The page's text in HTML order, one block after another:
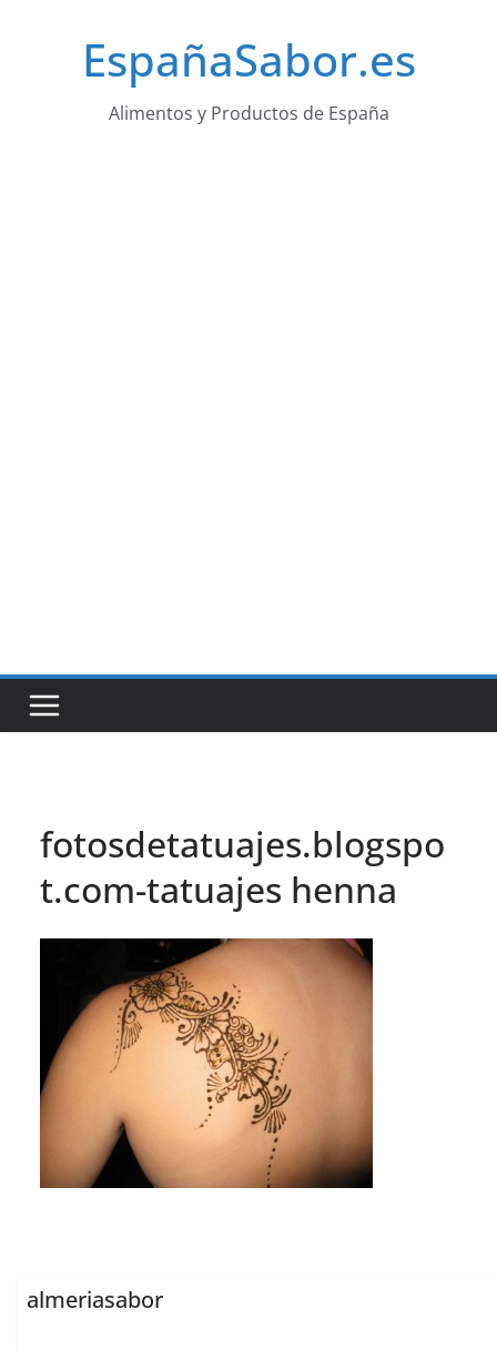
EspañaSabor.es
Alimentos y Productos de España
fotosdetatuajes.blogspo
t.com-tatuajes henna
almeriasabor